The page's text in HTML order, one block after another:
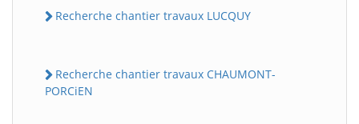
Recherche chantier travaux LUCQUY
Recherche chantier travaux CHAUMONT-
PORCiEN